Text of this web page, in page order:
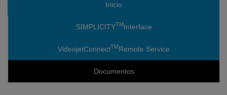
Inicio
SIMPLICITYTMInterface
VideojetConnectTMRemote Service
Documentos